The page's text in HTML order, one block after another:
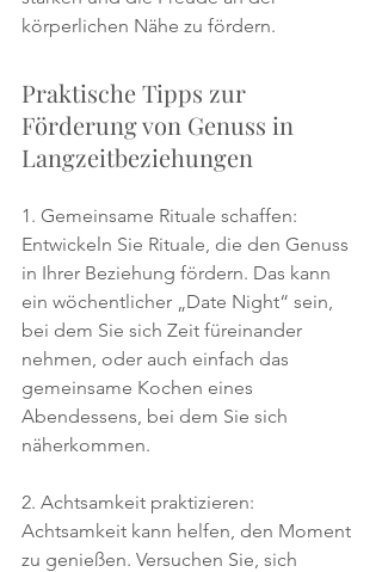
körperlichen Nähe zu fördern.
Praktische Tipps zur
Förderung von Genuss in
Langzeitbeziehungen
1. Gemeinsame Rituale schaffen:
Entwickeln Sie Rituale, die den Genuss
in Ihrer Beziehung fördern. Das kann
ein wöchentlicher „Date Night“ sein,
bei dem Sie sich Zeit füreinander
nehmen, oder auch einfach das
gemeinsame Kochen eines
Abendessens, bei dem Sie sich
näherkommen.
2. Achtsamkeit praktizieren:
Achtsamkeit kann helfen, den Moment
zu genießen. Versuchen Sie, sich